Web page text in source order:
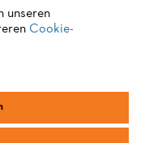
Informationen
Dieburg
wir Ihnen, zu
Chrome
unseren
Cookie-